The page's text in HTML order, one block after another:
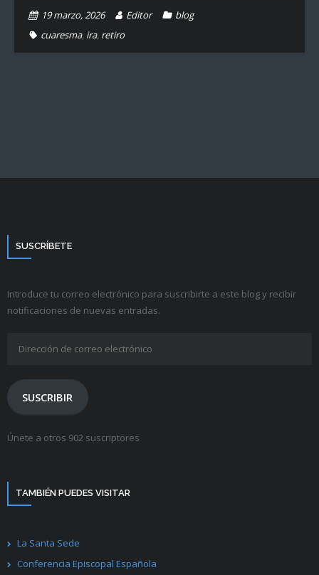
19 marzo, 2026 Editor
blog
cuaresma, ira, retiro
SUSCRÍBETE
Introduce tu correo electrónico para suscribirte a este blog y recibir
notificaciones de nuevas entradas.
electrónico
SUSCRIBIR
Únete a otros 902 suscriptores
TAMBIÉN PUEDES VISITAR
La Santa Sede
Conferencia Episcopal Española